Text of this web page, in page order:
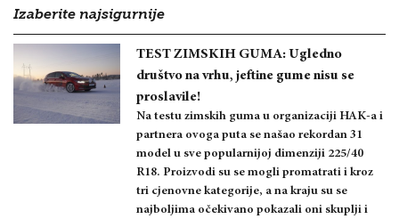
Izaberite najsigurnije
TEST ZIMSKIH GUMA: Ugledno
društvo na vrhu, jeftine gume nisu se
proslavile!
Na testu zimskih guma u organizaciji HAK-a i
partnera ovoga puta se našao rekordan 31
model u sve popularnijoj dimenziji 225/40
R18. Proizvodi su se mogli promatrati i kroz
tri cjenovne kategorije, a na kraju su se
najboljima očekivano pokazali oni skuplji i